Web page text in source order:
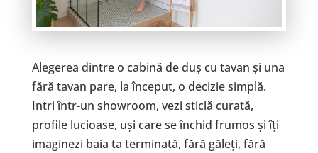
Alegerea dintre o cabină de duș cu tavan și una
fără tavan pare, la început, o decizie simplă.
Intri într-un showroom, vezi sticlă curată,
profile lucioase, uși care se închid frumos și îți
imaginezi baia ta terminată, fără găleți, fără